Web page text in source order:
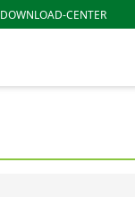
DOWNLOAD-CENTER